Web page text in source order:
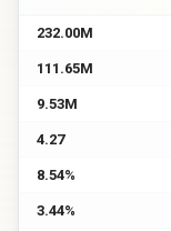
232.00M
111.65M
9.53M
4.27
8.54%
3.44%